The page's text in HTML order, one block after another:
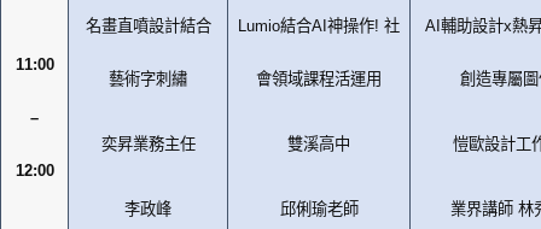
11:00
–
12:00
名畫直噴設計結合
藝術字刺繡
奕昇業務主任
李政峰
Lumio結合AI 神操作! 社
會領域課程活運用
雙溪高中
邱俐瑜老師
AI 輔助設計x熱
創造專屬
愷歐設計工
業界講師 林